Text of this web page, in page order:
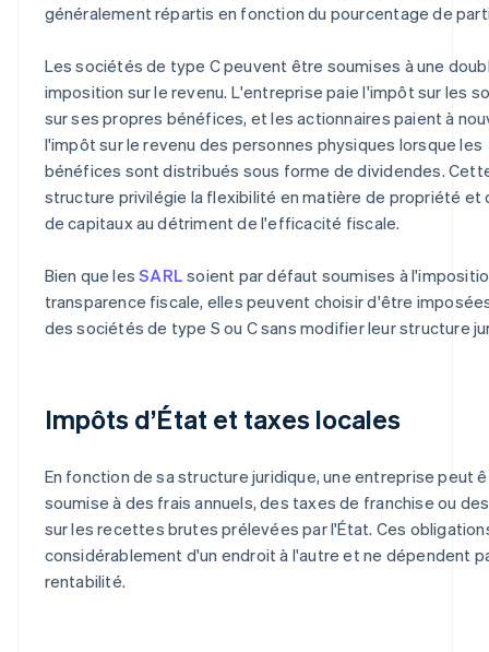
généralement répartis en fonction du pourcentage de
Les sociétés de type C peuvent être soumises à une
imposition sur le revenu. L'entreprise paie l'impôt sur les
sur ses propres bénéfices, et les actionnaires paient à
l'impôt sur le revenu des personnes physiques lorsque les
bénéfices sont distribués sous forme de dividendes.
structure privilégie la flexibilité en matière de propriété et
de capitaux au détriment de l'efficacité fiscale.
Bien que lesSARL soient par défaut soumises à
transparence fiscale, elles peuvent choisir d'être
des sociétés de type S ou C sans modifier leur structure
Impôts d’État et taxes locales
En fonction de sa structure juridique, une entreprise peut
soumise à des frais annuels, des taxes de franchise ou
sur les recettes brutes prélevées par l'État. Ces
considérablement d'un endroit à l'autre et ne dépendent
rentabilité.